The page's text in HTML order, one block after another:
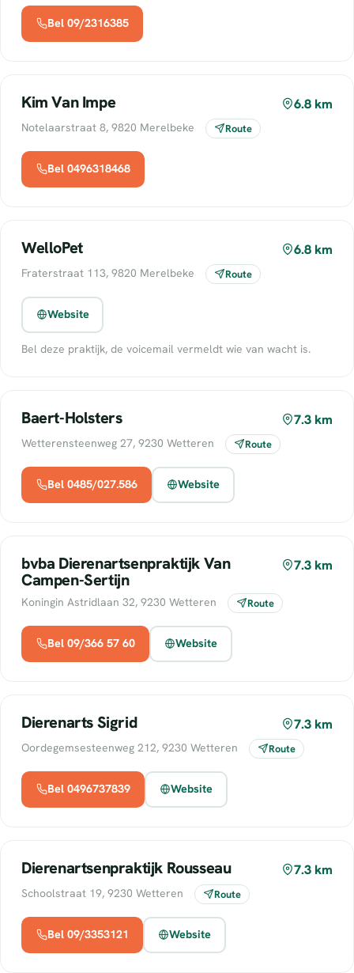
Bel 09/2316385
Kim Van Impe 6.8 km
Notelaarstraat 8, 9820 Merelbeke Route
Bel 0496318468
WelloPet 6.8 km
Fraterstraat 113, 9820 Merelbeke Route
Website
Bel deze praktijk, de voicemail vermeldt wie van wacht is.
Baert-Holsters 7.3 km
Wetterensteenweg 27, 9230 Wetteren Route
Bel 0485/027.586 Website
bvba Dierenartsenpraktijk Van
Campen-Sertijn
7.3 km
Koningin Astridlaan 32, 9230 Wetteren Route
Bel 09/366 57 60 Website
Dierenarts Sigrid 7.3 km
Oordegemsesteenweg 212, 9230 Wetteren Route
Bel 0496737839 Website
Dierenartsenpraktijk Rousseau 7.3 km
Schoolstraat 19, 9230 Wetteren Route
Bel 09/3353121 Website